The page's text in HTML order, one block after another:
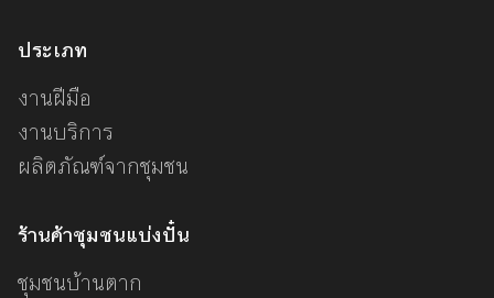
ประเภท
งานฝีมือ
งานบริการ
ผลิตภัณฑ์จากชุมชน
ร้านค้าชุมชนแบ่งปั๋น
ชุมชนบ้านตาก